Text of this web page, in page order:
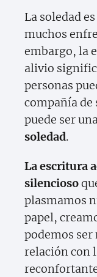
La soledad
muchos
embargo, la
alivio
personas
compañía de
puede ser
soledad.
La escritura
silencioso
plasmamos
papel,
podemos ser
relación con